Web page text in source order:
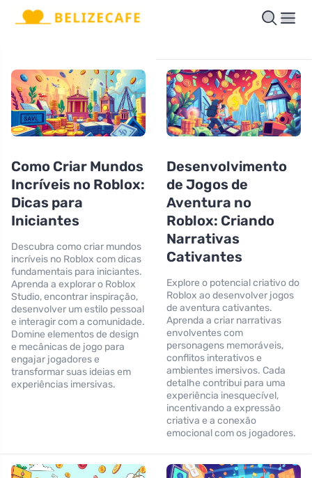
Como Criar Mundos
Incríveis no Roblox:
Dicas para
Iniciantes
Descubra como criar mundos
incríveis no Roblox com dicas
fundamentais para iniciantes.
Aprenda a explorar o Roblox
Studio, encontrar inspiração,
desenvolver um estilo pessoal
e interagir com a comunidade.
Domine elementos de design
e mecânicas de jogo para
engajar jogadores e
transformar suas ideias em
experiências imersivas.
Desenvolvimento
de Jogos de
Aventura no
Roblox: Criando
Narrativas
Cativantes
Explore o potencial criativo do
Roblox ao desenvolver jogos
de aventura cativantes.
Aprenda a criar narrativas
envolventes com
personagens memoráveis,
conflitos interativos e
ambientes imersivos. Cada
detalhe contribui para uma
experiência inesquecível,
incentivando a expressão
criativa e a conexão
emocional com os jogadores.